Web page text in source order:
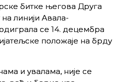
битке његова Друга
линији Авала-
се 14. децембра
положаје на брду
и увалама, није се